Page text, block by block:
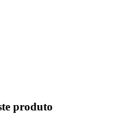
produto